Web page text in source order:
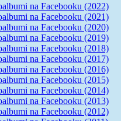
na Facebooku (2022)
na Facebooku (2021)
na Facebooku (2020)
na Facebooku (2019)
na Facebooku (2018)
na Facebooku (2017)
na Facebooku (2016)
na Facebooku (2015)
na Facebooku (2014)
na Facebooku (2013)
na Facebooku (2012)